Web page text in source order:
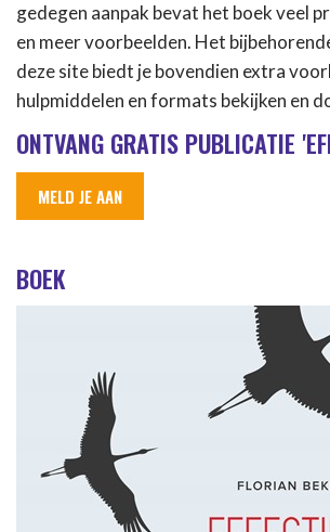
gedegen aanpak bevat het boek veel
en meer voorbeelden. Het
deze site biedt je bovendien extra
hulpmiddelen en formats bekijken en
ONTVANG GRATIS PUBLICATIE
MELD JE AAN
BOEK